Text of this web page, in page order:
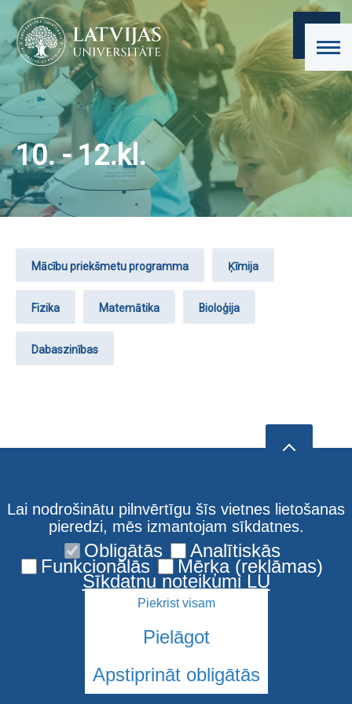
10. - 12.kl.
Mācību priekšmetu programma Ķīmija
Fizika Matemātika Bioloģija
Dabaszinības
© 2026 Latvijas Universitāte. Visas tiesības aizsargātas
Lai nodrošinātu pilnvērtīgu šīs vietnes lietošanas
pieredzi, mēs izmantojam sīkdatnes.
Obligātās Analītiskās
Funkcionālās Mērķa (reklāmas)
Sīkdatņu noteikumi LU
Piekrist visam
Pielāgot
Apstiprināt obligātās